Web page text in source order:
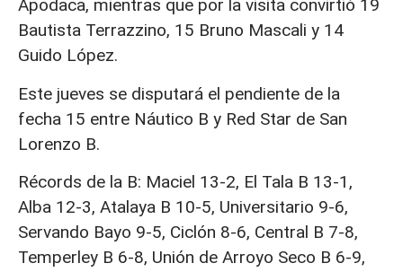
Apodaca, mientras que por la visita convirtió 19
Bautista Terrazzino, 15 Bruno Mascali y 14
Guido López.
Este jueves se disputará el pendiente de la
fecha 15 entre Náutico B y Red Star de San
Lorenzo B.
Récords de la B: Maciel 13-2, El Tala B 13-1,
Alba 12-3, Atalaya B 10-5, Universitario 9-6,
Servando Bayo 9-5, Ciclón 8-6, Central B 7-8,
Temperley B 6-8, Unión de Arroyo Seco B 6-9,